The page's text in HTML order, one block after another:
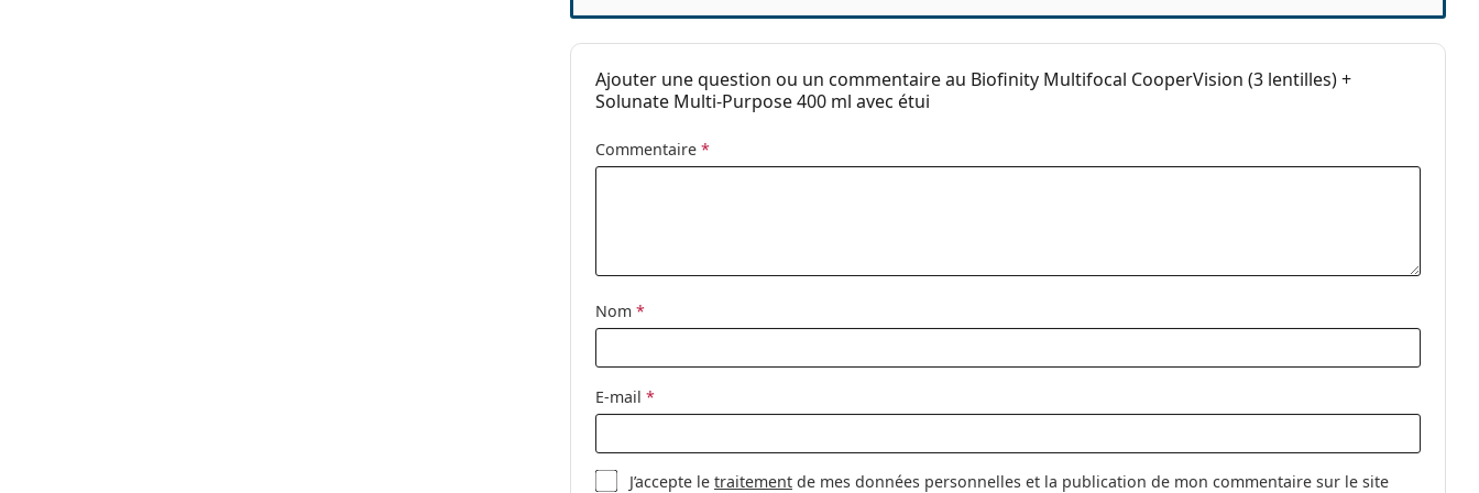
Fabriquant:
CooperVision
Nombre de lentilles:
3
Autres
Lentilles progressives et multifocales
Ajouter une question ou un commentaire au Biofinity Multifocal CooperVision (3 lentilles) +
Solunate Multi-Purpose 400 ml avec étui
Commentaire *
Nom *
E-mail *
J’accepte letraitement de mes données personnelles et la publication de mon commentaire sur le site